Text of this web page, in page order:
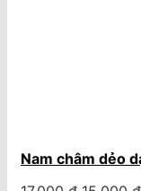
Nam châm dẻo